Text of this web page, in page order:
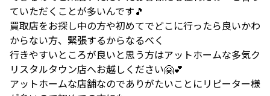
ていただくことが多いんです🎵
買取店をお探し中の方や初めてでどこに行ったら良いかわ
からない方、緊張するからなるべく
行きやすいところが良いと思う方はアットホームな多気ク
リスタルタウン店へお越しください🤗💕
アットホームな店舗なのでありがたいことにリピーター様